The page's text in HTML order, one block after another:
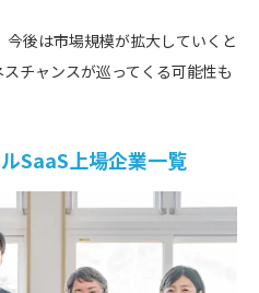
今後は市場規模が拡大していくと
チャンスが巡ってくる可能性も
SaaS上場企業一覧